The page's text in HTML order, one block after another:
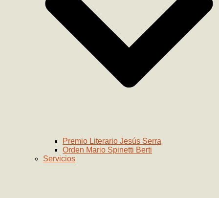
Premio Literario Jesús Serra
Orden Mario Spinetti Berti
Servicios